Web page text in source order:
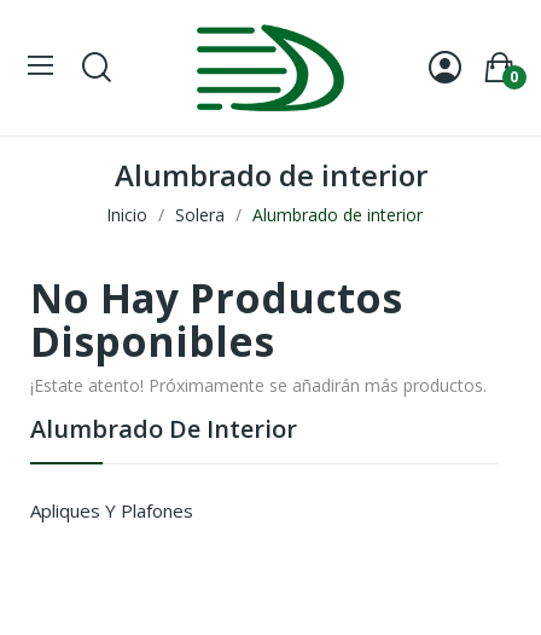
0
Alumbrado de interior
Inicio Solera Alumbrado de interior
Alumbrado De Interior
Apliques Y Plafones
No Hay Productos
Disponibles
¡Estate atento! Próximamente se añadirán más productos.